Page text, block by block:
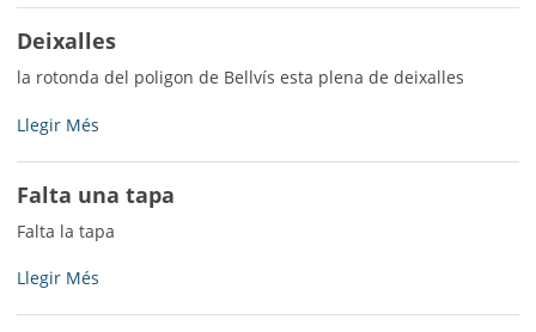
Deixalles
la rotonda del poligon de Bellvís esta plena de deixalles
Deixalles
Llegir Més
Falta una tapa
Falta la tapa
Falta
Llegir Més